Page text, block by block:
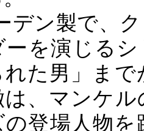
デン製で、
ーを演じる
た男」ま
、マンケ
登場人物